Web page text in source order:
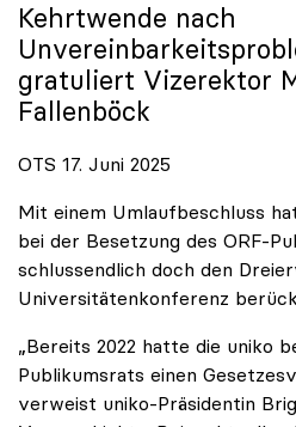
Kehrtwende nach
gratuliert Vizerektor
Fallenböck
OTS 17. Juni 2025
Mit einem Umlaufbeschluss
bei der Besetzung des ORF-
schlussendlich doch den
Universitätenkonferenz
„Bereits 2022 hatte die uniko
Publikumsrats einen
verweist uniko-Präsidentin